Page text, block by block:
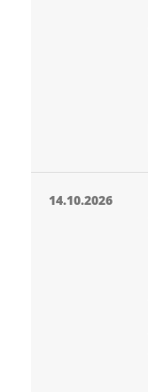
14.10.2026